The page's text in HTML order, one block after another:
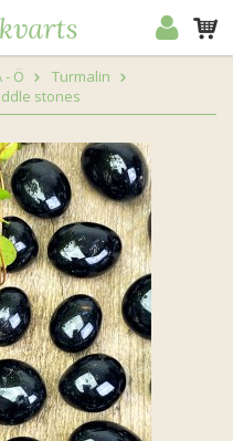
- Ö
Turmalin
stones